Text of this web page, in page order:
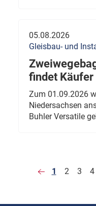
05.08.2026
Gleisbau- und
findet Käufer
Zum 01.09.2026
Niedersachsen
Buhler Versatile
1 2 3 4